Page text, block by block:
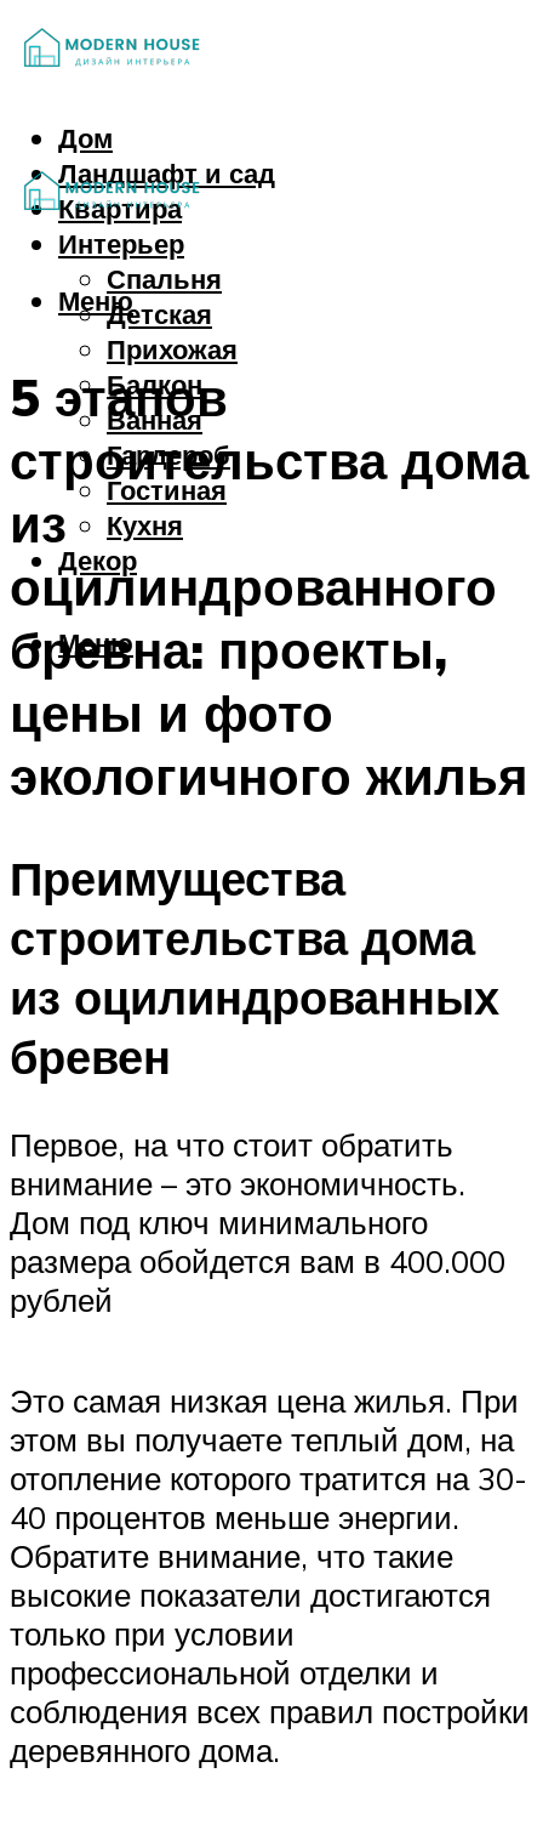
Дом
Ландшафт и сад
Квартира
Интерьер
Спальня
Детская
Прихожая
Балкон
Ванная
Гардероб
Гостиная
Кухня
Декор
Меню
Меню
5 этапов
строительства дома
из
оцилиндрованного
бревна: проекты,
цены и фото
экологичного жилья
Преимущества
строительства дома
из оцилиндрованных
бревен
Первое, на что стоит обратить
внимание – это экономичность.
Дом под ключ минимального
размера обойдется вам в 400.000
рублей
Это самая низкая цена жилья. При
этом вы получаете теплый дом, на
отопление которого тратится на 30-
40 процентов меньше энергии.
Обратите внимание, что такие
высокие показатели достигаются
только при условии
профессиональной отделки и
соблюдения всех правил постройки
деревянного дома.